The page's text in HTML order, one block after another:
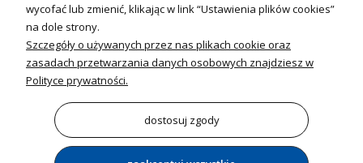
Młynki do odpadów
Wentylacja i Informacje
Wentylatory
wycofać lub zmienić, klikając w link “Ustawienia plików cookies”
na dole strony.
Szczegóły o używanych przez nas plikach cookie oraz
zasadach przetwarzania danych osobowych znajdziesz w
Polityce prywatności.
dostosuj zgody